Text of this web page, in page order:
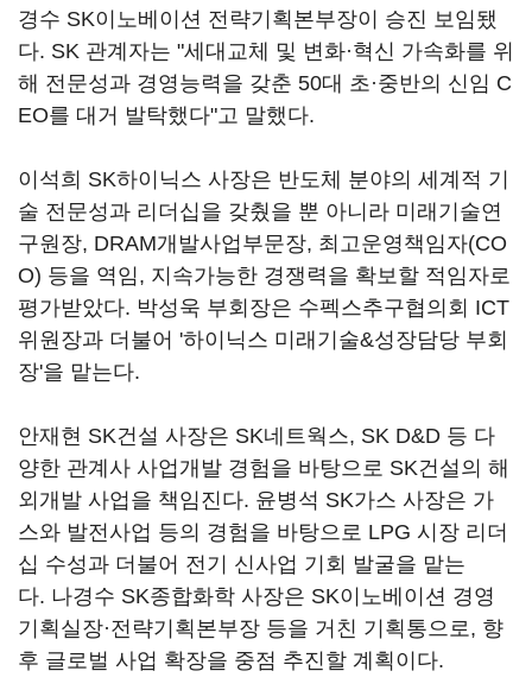
경수 SK이노베이션 전략기획본부장이 승진 보임됐
다. SK 관계자는 "세대교체 및 변화·혁신 가속화를 위
해 전문성과 경영능력을 갖춘 50대 초·중반의 신임 C
EO를 대거 발탁했다"고 말했다.
이석희 SK하이닉스 사장은 반도체 분야의 세계적 기
술 전문성과 리더십을 갖췄을 뿐 아니라 미래기술연
구원장, DRAM개발사업부문장, 최고운영책임자(CO
O) 등을 역임, 지속가능한 경쟁력을 확보할 적임자로
평가받았다. 박성욱 부회장은 수펙스추구협의회 ICT
위원장과 더불어 '하이닉스 미래기술&성장담당 부회
장'을 맡는다.
안재현 SK건설 사장은 SK네트웍스, SK D&D 등 다
양한 관계사 사업개발 경험을 바탕으로 SK건설의 해
외개발 사업을 책임진다. 윤병석 SK가스 사장은 가
스와 발전사업 등의 경험을 바탕으로 LPG 시장 리더
십 수성과 더불어 전기 신사업 기회 발굴을 맡는
다. 나경수 SK종합화학 사장은 SK이노베이션 경영
기획실장·전략기획본부장 등을 거친 기획통으로, 향
후 글로벌 사업 확장을 중점 추진할 계획이다.